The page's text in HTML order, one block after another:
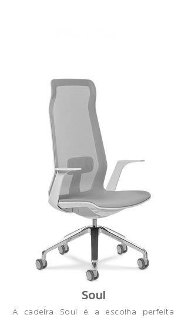
Soul
A cadeira Soul é a escolha perfeita